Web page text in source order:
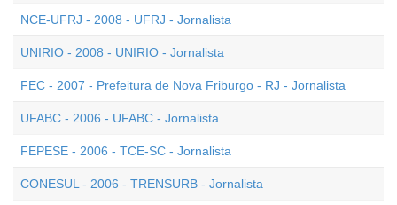
NCE-UFRJ - 2008 - UFRJ - Jornalista
UNIRIO - 2008 - UNIRIO - Jornalista
FEC - 2007 - Prefeitura de Nova Friburgo - RJ - Jornalista
UFABC - 2006 - UFABC - Jornalista
FEPESE - 2006 - TCE-SC - Jornalista
CONESUL - 2006 - TRENSURB - Jornalista